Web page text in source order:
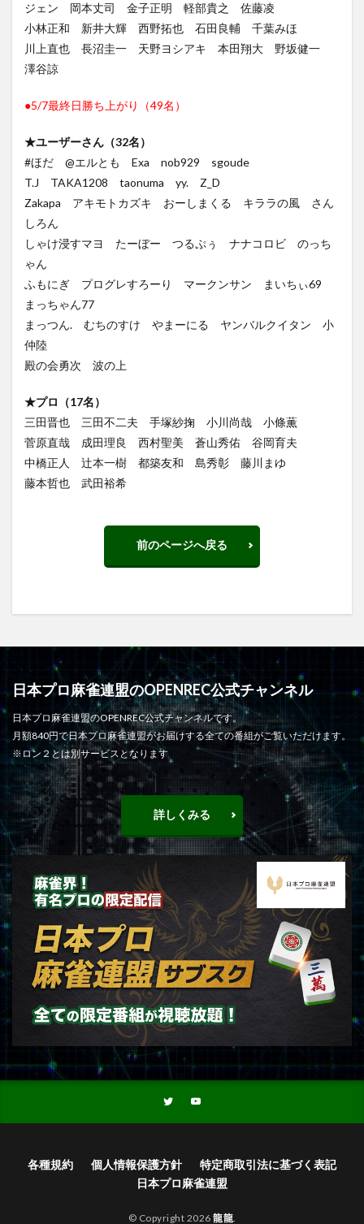
ジェン 岡本丈司 金子正明 軽部貴之 佐藤凌
小林正和 新井大輝 西野拓也 石田良輔 千葉みほ
川上直也 長沼圭一 天野ヨシアキ 本田翔大 野坂健一
澤谷諒
●5/7最終日勝ち上がり（49名）
★ユーザーさん（32名）
#ほだ @エルとも Exa nob929 sgoude
T.J TAKA1208 taonuma yy. Z_D
Zakapa アキモトカズキ おーしまくる キララの風 さん
しろん
しゃけ浸すマヨ たーぼー つるぷぅ ナナコロビ のっち
ゃん
ふもにぎ プログレすろーり マークンサン まいちぃ69
まっちゃん77
まっつん. むちのすけ やまーにる ヤンバルクイタン 小
仲陸
殿の会勇次 波の上
★プロ（17名）
三田晋也 三田不二夫 手塚紗掬 小川尚哉 小條薫
菅原直哉 成田理良 西村聖美 蒼山秀佑 谷岡育夫
中橋正人 辻本一樹 都築友和 島秀彰 藤川まゆ
藤本哲也 武田裕希
前のページへ戻る
日本プロ麻雀連盟のOPENREC公式チャンネル
日本プロ麻雀連盟のOPENREC公式チャンネルです。
月額840円で日本プロ麻雀連盟がお届けする全ての番組がご覧いただけます。
※ロン２とは別サービスとなります
詳しくみる
各種規約 個人情報保護方針
特定商取引法に基づく表記
日本プロ麻雀連盟
© Copyright 2026 龍龍.